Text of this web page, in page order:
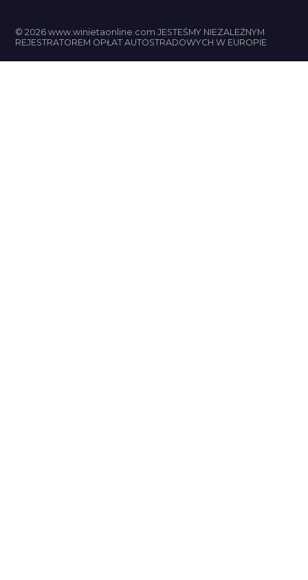
© 2026 www.winietaonline.com JESTEŚMY NIEZALEŻNYM
REJESTRATOREM OPŁAT AUTOSTRADOWYCH W EUROPIE